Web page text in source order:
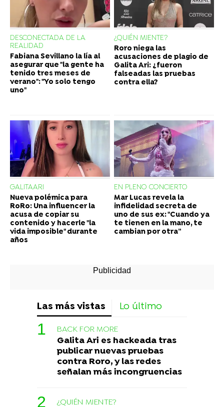
DESCONECTADA DE LA
REALIDAD
Fabiana Sevillano la lía al
asegurar que "la gente ha
tenido tres meses de
verano": "Yo solo tengo
uno"
¿QUIÉN MIENTE?
Roro niega las
acusaciones de plagio de
Galita Ari: ¿fueron
falseadas las pruebas
contra ella?
GALITAARI
Nueva polémica para
RoRo: Una influencer la
acusa de copiar su
contenido y hacerle "la
vida imposible" durante
años
EN PLENO CONCIERTO
Mar Lucas revela la
infidelidad secreta de
uno de sus ex: "Cuando ya
te tienen en la mano, te
cambian por otra”
Las más vistas Lo último
BACK FOR MORE
Galita Ari es hackeada tras
publicar nuevas pruebas
contra Roro, y las redes
señalan más incongruencias
¿QUIÉN MIENTE?